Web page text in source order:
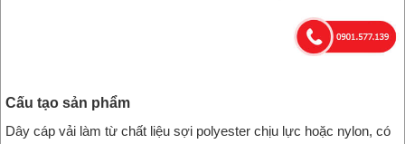
Cấu tạo sản phẩm
Dây cáp vải làm từ chất liệu sợi polyester chịu lực hoặc nylon, có